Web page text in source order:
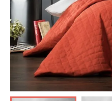
Отзывы о нас
Лицензии и Сертификаты